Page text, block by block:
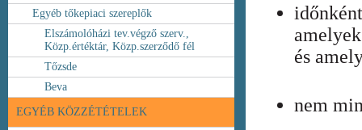
Egyéb tőkepiaci szereplők
Elszámolóházi tev.végző szerv.,
Közp.értéktár, Közp.szerződő fél
Tőzsde
Beva
EGYÉB KÖZZÉTÉTELEK
és
nem